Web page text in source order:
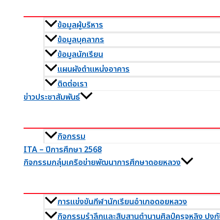
ข้อมูลผู้บริหาร
ข้อมูลบุคลากร
ข้อมูลนักเรียน
แผนผังตำแหน่งอาคาร
ติดต่อเรา
ข่าวประชาสัมพันธ์
กิจกรรม
ITA – ปีการศึกษา 2568
กิจกรรมกลุ่มเครือข่ายพัฒนาการศึกษาดอยหลวง
การแข่งขันกีฬานักเรียนอำเภอดอยหลวง
กิจกรรมรำลึกและสืบสานตำนานศิลป์ครูจูหลิง ปง